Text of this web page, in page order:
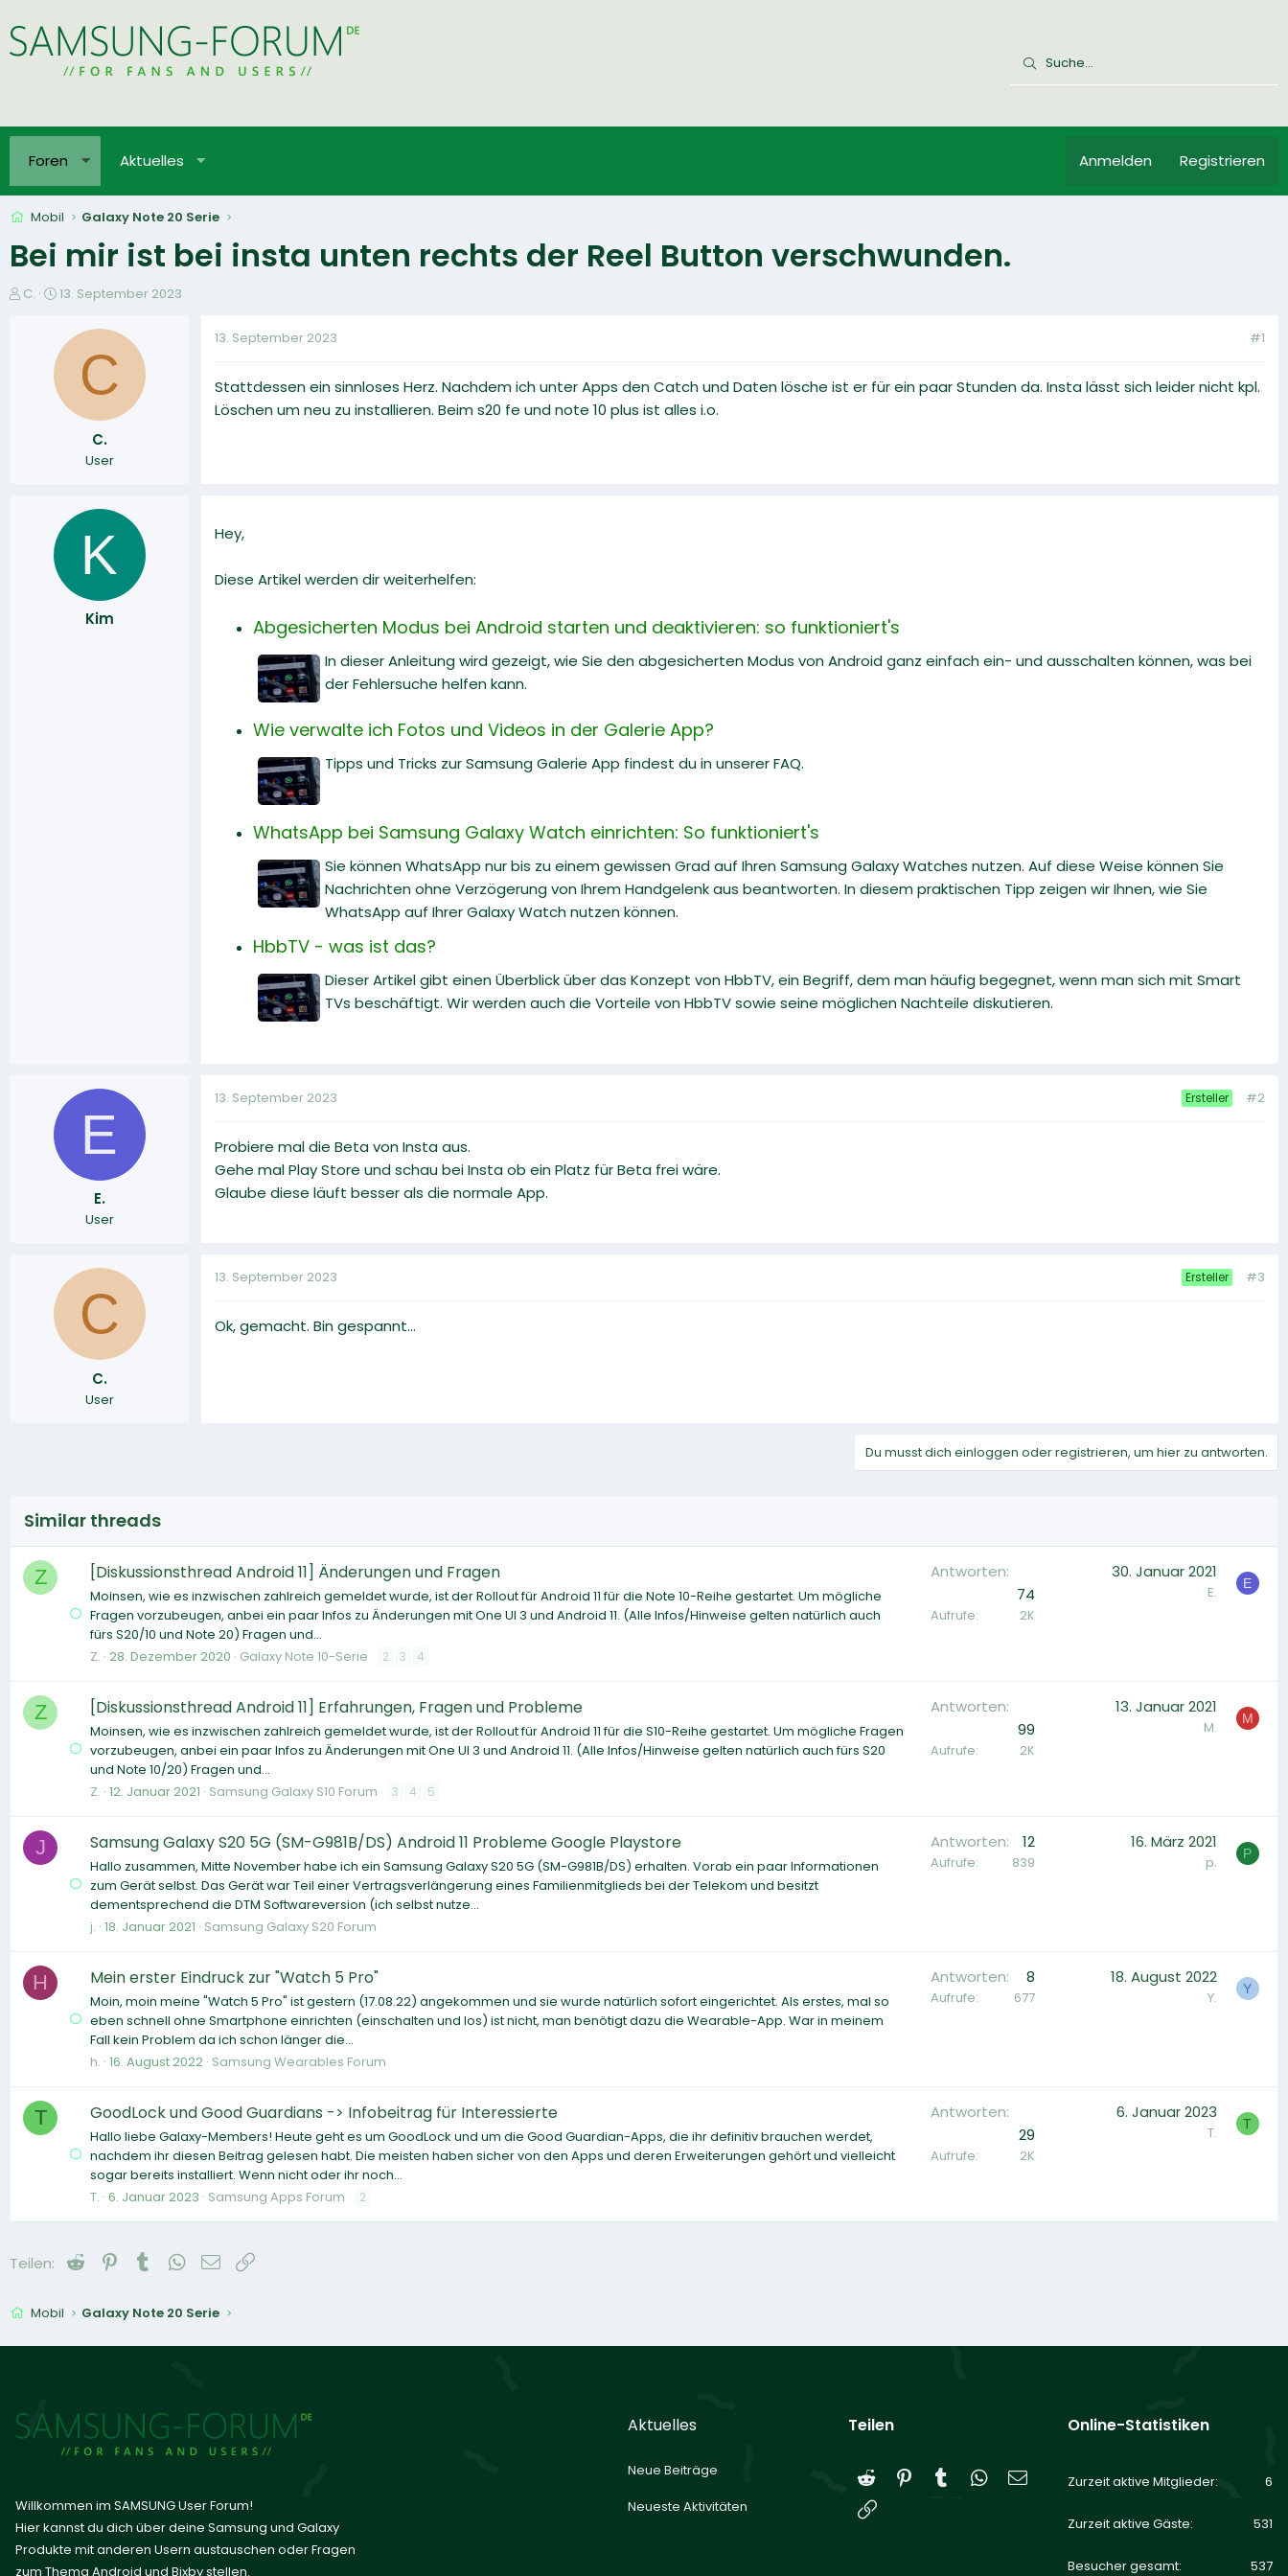
Foren Aktuelles Anmelden Registrieren
Mobil Galaxy Note 20 Serie
Bei mir ist bei insta unten rechts der Reel Button verschwunden.
E
C.
E
t
13. September 2023
C
C.
User
13. September 2023 #1
Stattdessen ein sinnloses Herz. Nachdem ich unter Apps den Catch und Daten lösche ist er für ein paar Stunden da. Insta lässt sich leider nicht kpl.
Löschen um neu zu installieren. Beim s20 fe und note 10 plus ist alles i.o.
K
Kim
Hey,
Diese Artikel werden dir weiterhelfen:
Abgesicherten Modus bei Android starten und deaktivieren: so funktioniert's
In dieser Anleitung wird gezeigt, wie Sie den abgesicherten Modus von Android ganz einfach ein- und ausschalten können, was bei
der Fehlersuche helfen kann.
Wie verwalte ich Fotos und Videos in der Galerie App?
Tipps und Tricks zur Samsung Galerie App findest du in unserer FAQ.
WhatsApp bei Samsung Galaxy Watch einrichten: So funktioniert's
Sie können WhatsApp nur bis zu einem gewissen Grad auf Ihren Samsung Galaxy Watches nutzen. Auf diese Weise können Sie
Nachrichten ohne Verzögerung von Ihrem Handgelenk aus beantworten. In diesem praktischen Tipp zeigen wir Ihnen, wie Sie
WhatsApp auf Ihrer Galaxy Watch nutzen können.
HbbTV - was ist das?
Dieser Artikel gibt einen Überblick über das Konzept von HbbTV, ein Begriff, dem man häufig begegnet, wenn man sich mit Smart
TVs beschäftigt. Wir werden auch die Vorteile von HbbTV sowie seine möglichen Nachteile diskutieren.
E
E.
User
13. September 2023 Ersteller #2
Probiere mal die Beta von Insta aus.
Gehe mal Play Store und schau bei Insta ob ein Platz für Beta frei wäre.
Glaube diese läuft besser als die normale App.
C
C.
User
13. September 2023 Ersteller #3
Ok, gemacht. Bin gespannt...
Du musst dich einloggen oder registrieren, um hier zu antworten.
Similar threads
Z [Diskussionsthread Android 11] Änderungen und Fragen
Moinsen, wie es inzwischen zahlreich gemeldet wurde, ist der Rollout für Android 11 für die Note 10-Reihe gestartet. Um mögliche
Fragen vorzubeugen, anbei ein paar Infos zu Änderungen mit One UI 3 und Android 11. (Alle Infos/Hinweise gelten natürlich auch
fürs S20/10 und Note 20) Fragen und...
Z. 28. Dezember 2020 Galaxy Note 10-Serie 2 3 4
Antworten
74
Aufrufe 2K
30. Januar 2021
E. E
Z [Diskussionsthread Android 11] Erfahrungen, Fragen und Probleme
Moinsen, wie es inzwischen zahlreich gemeldet wurde, ist der Rollout für Android 11 für die S10-Reihe gestartet. Um mögliche Fragen
vorzubeugen, anbei ein paar Infos zu Änderungen mit One UI 3 und Android 11. (Alle Infos/Hinweise gelten natürlich auch fürs S20
und Note 10/20) Fragen und...
Z. 12. Januar 2021 Samsung Galaxy S10 Forum 3 4 5
Antworten
99
Aufrufe 2K
13. Januar 2021
M. M
J Samsung Galaxy S20 5G (SM-G981B/DS) Android 11 Probleme Google Playstore
Hallo zusammen, Mitte November habe ich ein Samsung Galaxy S20 5G (SM-G981B/DS) erhalten. Vorab ein paar Informationen
zum Gerät selbst. Das Gerät war Teil einer Vertragsverlängerung eines Familienmitglieds bei der Telekom und besitzt
dementsprechend die DTM Softwareversion (ich selbst nutze...
j. 18. Januar 2021 Samsung Galaxy S20 Forum
Antworten 12
Aufrufe 839
16. März 2021
p. P
H Mein erster Eindruck zur "Watch 5 Pro"
Moin, moin meine "Watch 5 Pro" ist gestern (17.08.22) angekommen und sie wurde natürlich sofort eingerichtet. Als erstes, mal so
eben schnell ohne Smartphone einrichten (einschalten und los) ist nicht, man benötigt dazu die Wearable-App. War in meinem
Fall kein Problem da ich schon länger die...
h. 16. August 2022 Samsung Wearables Forum
Antworten 8
Aufrufe 677
18. August 2022
Y. Y
T GoodLock und Good Guardians -> Infobeitrag für Interessierte
Hallo liebe Galaxy-Members! Heute geht es um GoodLock und um die Good Guardian-Apps, die ihr definitiv brauchen werdet,
nachdem ihr diesen Beitrag gelesen habt. Die meisten haben sicher von den Apps und deren Erweiterungen gehört und vielleicht
sogar bereits installiert. Wenn nicht oder ihr noch...
T. 6. Januar 2023 Samsung Apps Forum 2
Antworten
29
Aufrufe 2K
6. Januar 2023
T. T
Teilen: Reddit PinterestTumblrWhatsApp
E-Mail
Mobil Galaxy Note 20 Serie
Willkommen im SAMSUNG User Forum!
Hier kannst du dich über deine Samsung und Galaxy
Produkte mit anderen Usern austauschen oder Fragen
zum Thema Android und Bixby stellen.
Aktuelles
Neue Beiträge
Neueste Aktivitäten
Teilen
Reddit Pinterest
Tumblr WhatsApp
E-Mail
Online-Statistiken
Zurzeit aktive Mitglieder 6
Zurzeit aktive Gäste 531
Besucher gesamt 537